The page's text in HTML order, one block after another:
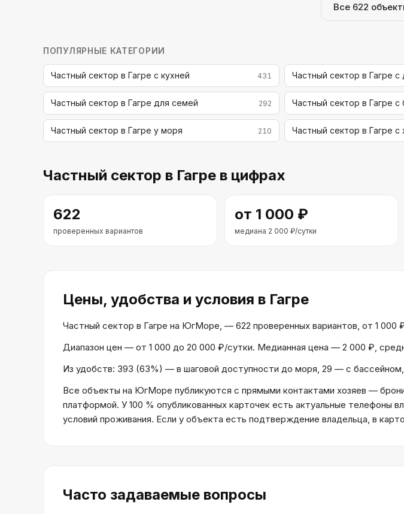
Все 622
ПОПУЛЯРНЫЕ КАТЕГОРИИ
Частный сектор в Гагре с кухней 431 Частный сектор в Гагре с
Частный сектор в Гагре для семей 292 Частный сектор в Гагре с
Частный сектор в Гагре у моря 210 Частный сектор в Гагре
Частный сектор в Гагре в цифрах
622
проверенных вариантов
от 1 000 ₽
медиана 2 000 ₽/сутки
Цены, удобства и условия в Гагре
Частный сектор в Гагре на ЮгМоре, — 622 проверенных вариантов, от 1 000
Диапазон цен — от 1 000 до 20 000 ₽/сутки. Медианная цена — 2 000 ₽,
Из удобств: 393 (63%) — в шаговой доступности до моря, 29 — с
Все объекты на ЮгМоре публикуются с прямыми контактами хозяев —
платформой. У 100 % опубликованных карточек есть актуальные телефоны
условий проживания. Если у объекта есть подтверждение владельца, в
Часто задаваемые вопросы